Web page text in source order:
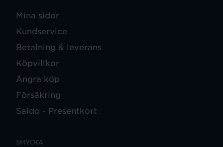
Mina sidor
Kundservice
Betalning & leverans
Köpvillkor
Ångra köp
Försäkring
Saldo - Presentkort
SMYCKA